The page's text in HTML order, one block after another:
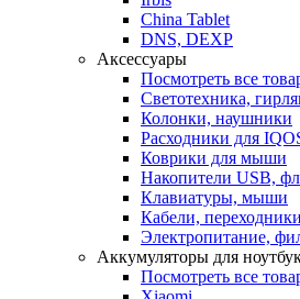
China Tablet
DNS, DEXP
Аксессуары
Посмотреть все
Светотехника,
Колонки, наушники
Расходники для
Коврики для мыши
Накопители USB,
Клавиатуры, мыши
Кабели, переходники
Электропитание,
Аккумуляторы для
Посмотреть все